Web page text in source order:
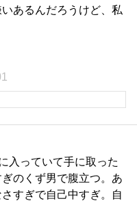
あるんだろうけど、私
入っていて手に取った
のくず男で腹立つ。あ
すぎで自己中すぎ。自